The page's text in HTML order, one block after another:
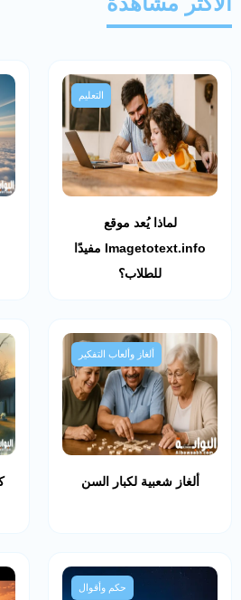
التعليم
لماذا يُعد موقع
Imagetotext.info مفيدًا
للطلاب؟
ألغاز وألعاب التفكير
ألغاز شعبية لكبار السن
حكم وأقوال